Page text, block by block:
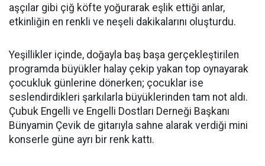
aşçılar gibi çiğ köfte yoğurarak eşlik ettiği anlar,
etkinliğin en renkli ve neşeli dakikalarını oluşturdu.
Yeşillikler içinde, doğayla baş başa gerçekleştirilen
programda büyükler halay çekip yakan top oynayarak
çocukluk günlerine dönerken; çocuklar ise
seslendirdikleri şarkılarla büyüklerinden tam not aldı.
Çubuk Engelli ve Engelli Dostları Derneği Başkanı
Bünyamin Çevik de gitarıyla sahne alarak verdiği mini
konserle güne ayrı bir renk kattı.